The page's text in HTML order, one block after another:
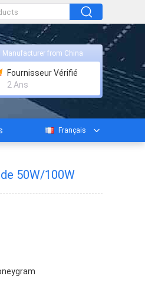
Manufacturer from China
Fournisseur Vérifié
2 Ans
Français
50W/100W